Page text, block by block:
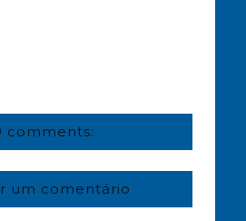
comments:
um comentário